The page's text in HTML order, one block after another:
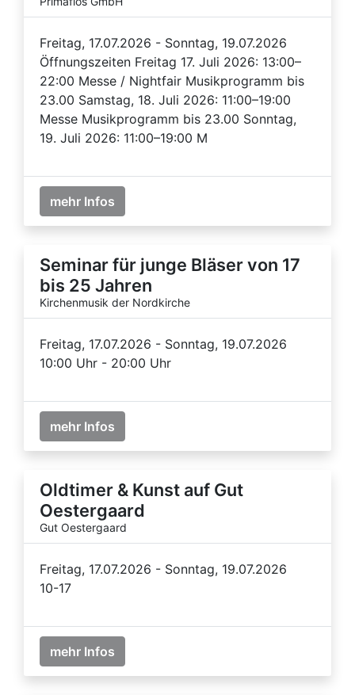
Freitag, 17.07.2026 - Sonntag, 19.07.2026
Öffnungszeiten Freitag 17. Juli 2026: 13:00–
22:00 Messe / Nightfair Musikprogramm bis
23.00 Samstag, 18. Juli 2026: 11:00–19:00
Messe Musikprogramm bis 23.00 Sonntag,
19. Juli 2026: 11:00–19:00 M
mehr Infos
Seminar für junge Bläser von 17
bis 25 Jahren
Kirchenmusik der Nordkirche
Freitag, 17.07.2026 - Sonntag, 19.07.2026
10:00 Uhr - 20:00 Uhr
mehr Infos
Oldtimer & Kunst auf Gut
Oestergaard
Gut Oestergaard
Freitag, 17.07.2026 - Sonntag, 19.07.2026
10-17
mehr Infos